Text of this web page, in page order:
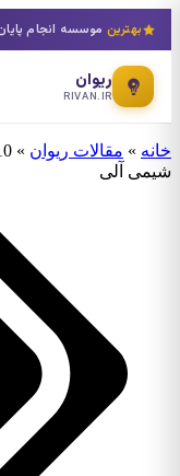
بهترین موسسه انجام
ریوان
RIVAN.IR
خانه » مقالات ریوان »
شیمی آلی